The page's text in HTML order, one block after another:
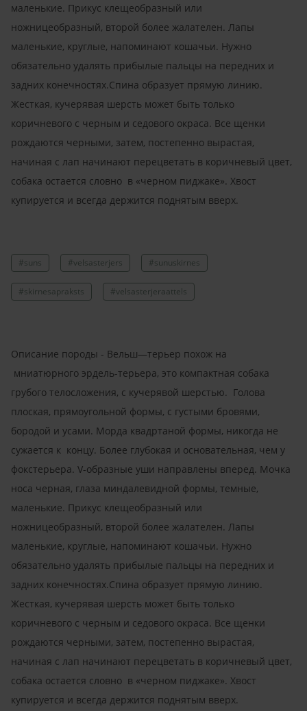
маленькие. Прикус клещеобразный или
ножницеобразный, второй более жалателен. Лапы
маленькие, круглые, напоминают кошачьи. Нужно
обязательно удалять прибылые пальцы на передних и
задних конечностях.Спина образует прямую линию.
Жесткая, кучерявая шерсть может быть только
коричневого с черным и седового окраса. Все щенки
рождаются черными, затем, постепенно вырастая,
начиная с лап начинают перецветать в коричневый цвет,
собака остается словно в «черном пиджаке». Хвост
купируется и всегда держится поднятым вверх.
#suns #velsasterjers #sunuskirnes
#skirnesapraksts #velsasterjeraattels
Описание породы - Вельш—терьер похож на
мниатюрного эрдель-терьера, это компактная собака
грубого телосложения, с кучерявой шерстью. Голова
плоская, прямоугольной формы, с густыми бровями,
бородой и усами. Морда квадртаной формы, никогда не
сужается к концу. Более глубокая и основательная, чем у
фокстерьера. V-образные уши направлены вперед. Мочка
носа черная, глаза миндалевидной формы, темные,
маленькие. Прикус клещеобразный или
ножницеобразный, второй более жалателен. Лапы
маленькие, круглые, напоминают кошачьи. Нужно
обязательно удалять прибылые пальцы на передних и
задних конечностях.Спина образует прямую линию.
Жесткая, кучерявая шерсть может быть только
коричневого с черным и седового окраса. Все щенки
рождаются черными, затем, постепенно вырастая,
начиная с лап начинают перецветать в коричневый цвет,
собака остается словно в «черном пиджаке». Хвост
купируется и всегда держится поднятым вверх.